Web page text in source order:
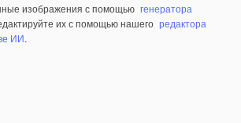
изображения с помощью генератора
их с помощью нашего редактора
ИИ.